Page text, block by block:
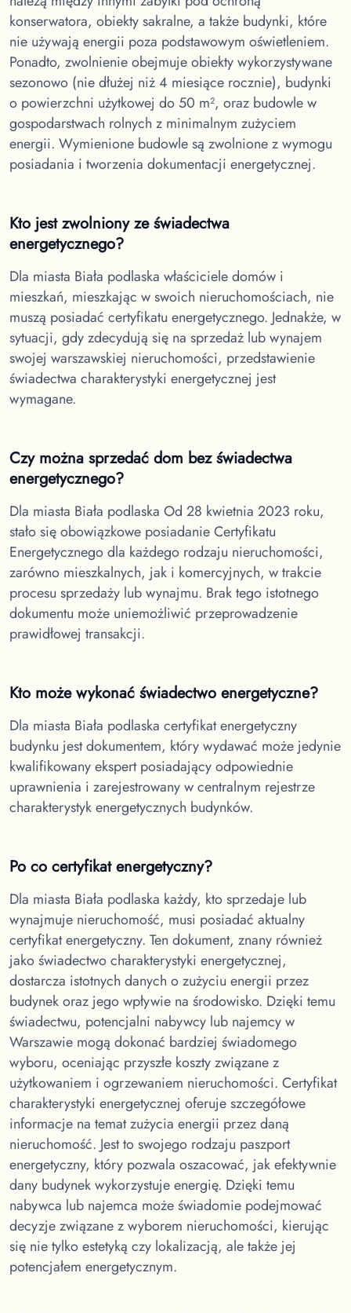
konserwatora, obiekty sakralne, a także budynki, które
nie używają energii poza podstawowym oświetleniem.
Ponadto, zwolnienie obejmuje obiekty wykorzystywane
sezonowo (nie dłużej niż 4 miesiące rocznie), budynki
o powierzchni użytkowej do 50 m², oraz budowle w
gospodarstwach rolnych z minimalnym zużyciem
energii. Wymienione budowle są zwolnione z wymogu
posiadania i tworzenia dokumentacji energetycznej.
Kto jest zwolniony ze świadectwa
energetycznego?
Dla miasta Biała podlaska właściciele domów i
mieszkań, mieszkając w swoich nieruchomościach, nie
muszą posiadać certyfikatu energetycznego. Jednakże, w
sytuacji, gdy zdecydują się na sprzedaż lub wynajem
swojej warszawskiej nieruchomości, przedstawienie
świadectwa charakterystyki energetycznej jest
wymagane.
Czy można sprzedać dom bez świadectwa
energetycznego?
Dla miasta Biała podlaska Od 28 kwietnia 2023 roku,
stało się obowiązkowe posiadanie Certyfikatu
Energetycznego dla każdego rodzaju nieruchomości,
zarówno mieszkalnych, jak i komercyjnych, w trakcie
procesu sprzedaży lub wynajmu. Brak tego istotnego
dokumentu może uniemożliwić przeprowadzenie
prawidłowej transakcji.
Kto może wykonać świadectwo energetyczne?
Dla miasta Biała podlaska certyfikat energetyczny
budynku jest dokumentem, który wydawać może jedynie
kwalifikowany ekspert posiadający odpowiednie
uprawnienia i zarejestrowany w centralnym rejestrze
charakterystyk energetycznych budynków.
Po co certyfikat energetyczny?
Dla miasta Biała podlaska każdy, kto sprzedaje lub
wynajmuje nieruchomość, musi posiadać aktualny
certyfikat energetyczny. Ten dokument, znany również
jako świadectwo charakterystyki energetycznej,
dostarcza istotnych danych o zużyciu energii przez
budynek oraz jego wpływie na środowisko. Dzięki temu
świadectwu, potencjalni nabywcy lub najemcy w
Warszawie mogą dokonać bardziej świadomego
wyboru, oceniając przyszłe koszty związane z
użytkowaniem i ogrzewaniem nieruchomości. Certyfikat
charakterystyki energetycznej oferuje szczegółowe
informacje na temat zużycia energii przez daną
nieruchomość. Jest to swojego rodzaju paszport
energetyczny, który pozwala oszacować, jak efektywnie
dany budynek wykorzystuje energię. Dzięki temu
nabywca lub najemca może świadomie podejmować
decyzje związane z wyborem nieruchomości, kierując
się nie tylko estetyką czy lokalizacją, ale także jej
potencjałem energetycznym.